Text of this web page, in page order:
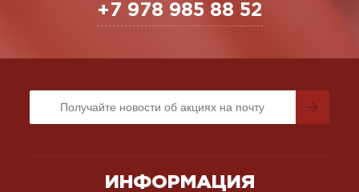
+7 978 985 88 52
ИНФОРМАЦИЯ